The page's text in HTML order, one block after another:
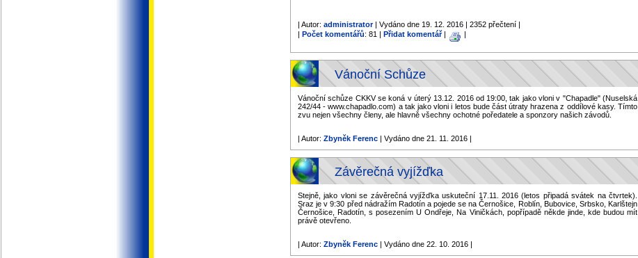
| Autor: administrator| Vydáno dne 19. 12. 2016 | 2352 přečtení |
| Počet komentářů: 81 | Přidat komentář| |
Vánoční Schůze
Vánoční schůze CKKV se koná v úterý 13.12. 2016 od 19:00, tak jako vloni v "Chapadle" (Nuselská
242/44 - www.chapadlo.com) a tak jako vloni i letos bude část útraty hrazena z oddílové kasy. Tímto
zvu nejen všechny členy, ale hlavně všechny ochotné poředatele a sponzory našich závodů.
| Autor: Zbyněk Ferenc | Vydáno dne 21. 11. 2016 |
Závěrečná vyjížďka
Stejně, jako vloni se závěrečná vyjížďka uskuteční 17.11. 2016 (letos připadá svátek na čtvrtek).
Sraz je v 9:30 před nádražím Radotín a pojede se na Černošice, Roblín, Bubovice, Srbsko, Karlštejn
Černošice, Radotín, s posezením U Ondřeje, Na Viničkách, popřípadě někde jinde, kde budou mít
právě otevřeno.
| Autor: Zbyněk Ferenc | Vydáno dne 22. 10. 2016 |